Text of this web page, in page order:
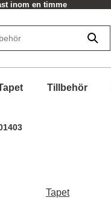
inom en timme
Tillbehör
Tapet